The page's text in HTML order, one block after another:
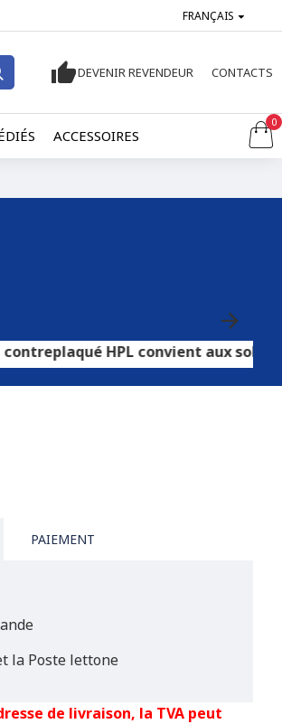
FRANÇAIS
DEVENIR REVENDEUR CONTACTS
ACCESSOIRES
0
HPL convient aux sols carrelés
PAIEMENT
la Poste lettone
de livraison, la TVA peut